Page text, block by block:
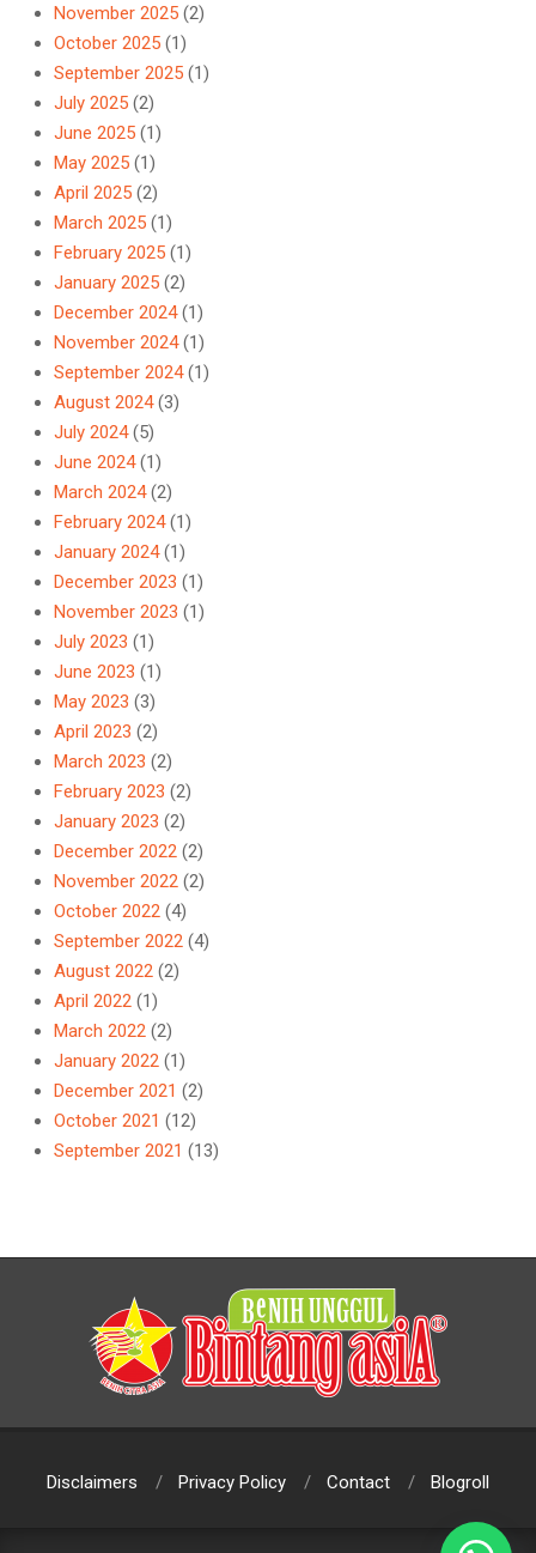
November 2025 (2)
October 2025 (1)
September 2025 (1)
July 2025 (2)
June 2025 (1)
May 2025 (1)
April 2025 (2)
March 2025 (1)
February 2025 (1)
January 2025 (2)
December 2024(1)
November 2024(1)
September 2024(1)
August 2024(3)
July 2024(5)
June 2024(1)
March 2024(2)
February 2024(1)
January 2024(1)
December 2023 (1)
November 2023 (1)
July 2023 (1)
June 2023 (1)
May 2023 (3)
April 2023 (2)
March 2023 (2)
February 2023 (2)
January 2023 (2)
December 2022 (2)
November 2022 (2)
October 2022 (4)
September 2022 (4)
August 2022 (2)
April 2022 (1)
March 2022 (2)
January 2022 (1)
December 2021 (2)
October 2021 (12)
September 2021 (13)
Disclaimers Privacy Policy Contact Blogroll